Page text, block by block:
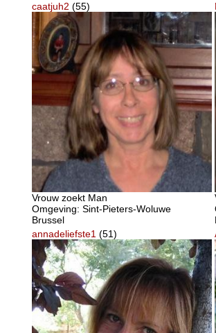
caatjuh2 (55)
Vrouw zoekt Man
Omgeving: Sint-Pieters-Woluwe
Brussel
annadeliefste1 (51)